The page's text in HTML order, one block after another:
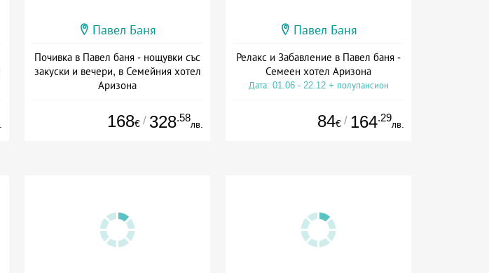
Павел Баня
Почивка в Павел баня - нощувки със
закуски и вечери, в Семейния хотел
Аризона
168€ / 328.58
лв.
Павел Баня
Релакс и Забавление в Павел баня -
Семеен хотел Аризона
Дата: 01.06 - 22.12 + полупансион
84€ / 164.29
лв.